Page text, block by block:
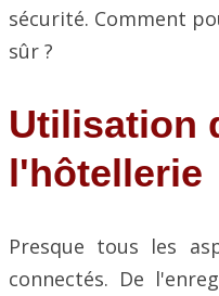
sécurité. Comment
sûr ?
Utilisation
l'hôtellerie
Presque tous les
connectés. De